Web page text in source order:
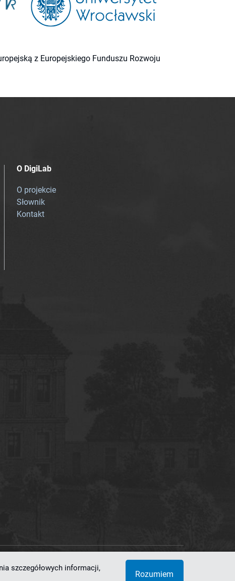
z Europejskiego Funduszu Rozwoju
O DigiLab
O projekcie
Słownik
Kontakt
Superkomputerowo-Sieciowe
szczegółowych informacji,
Rozumiem